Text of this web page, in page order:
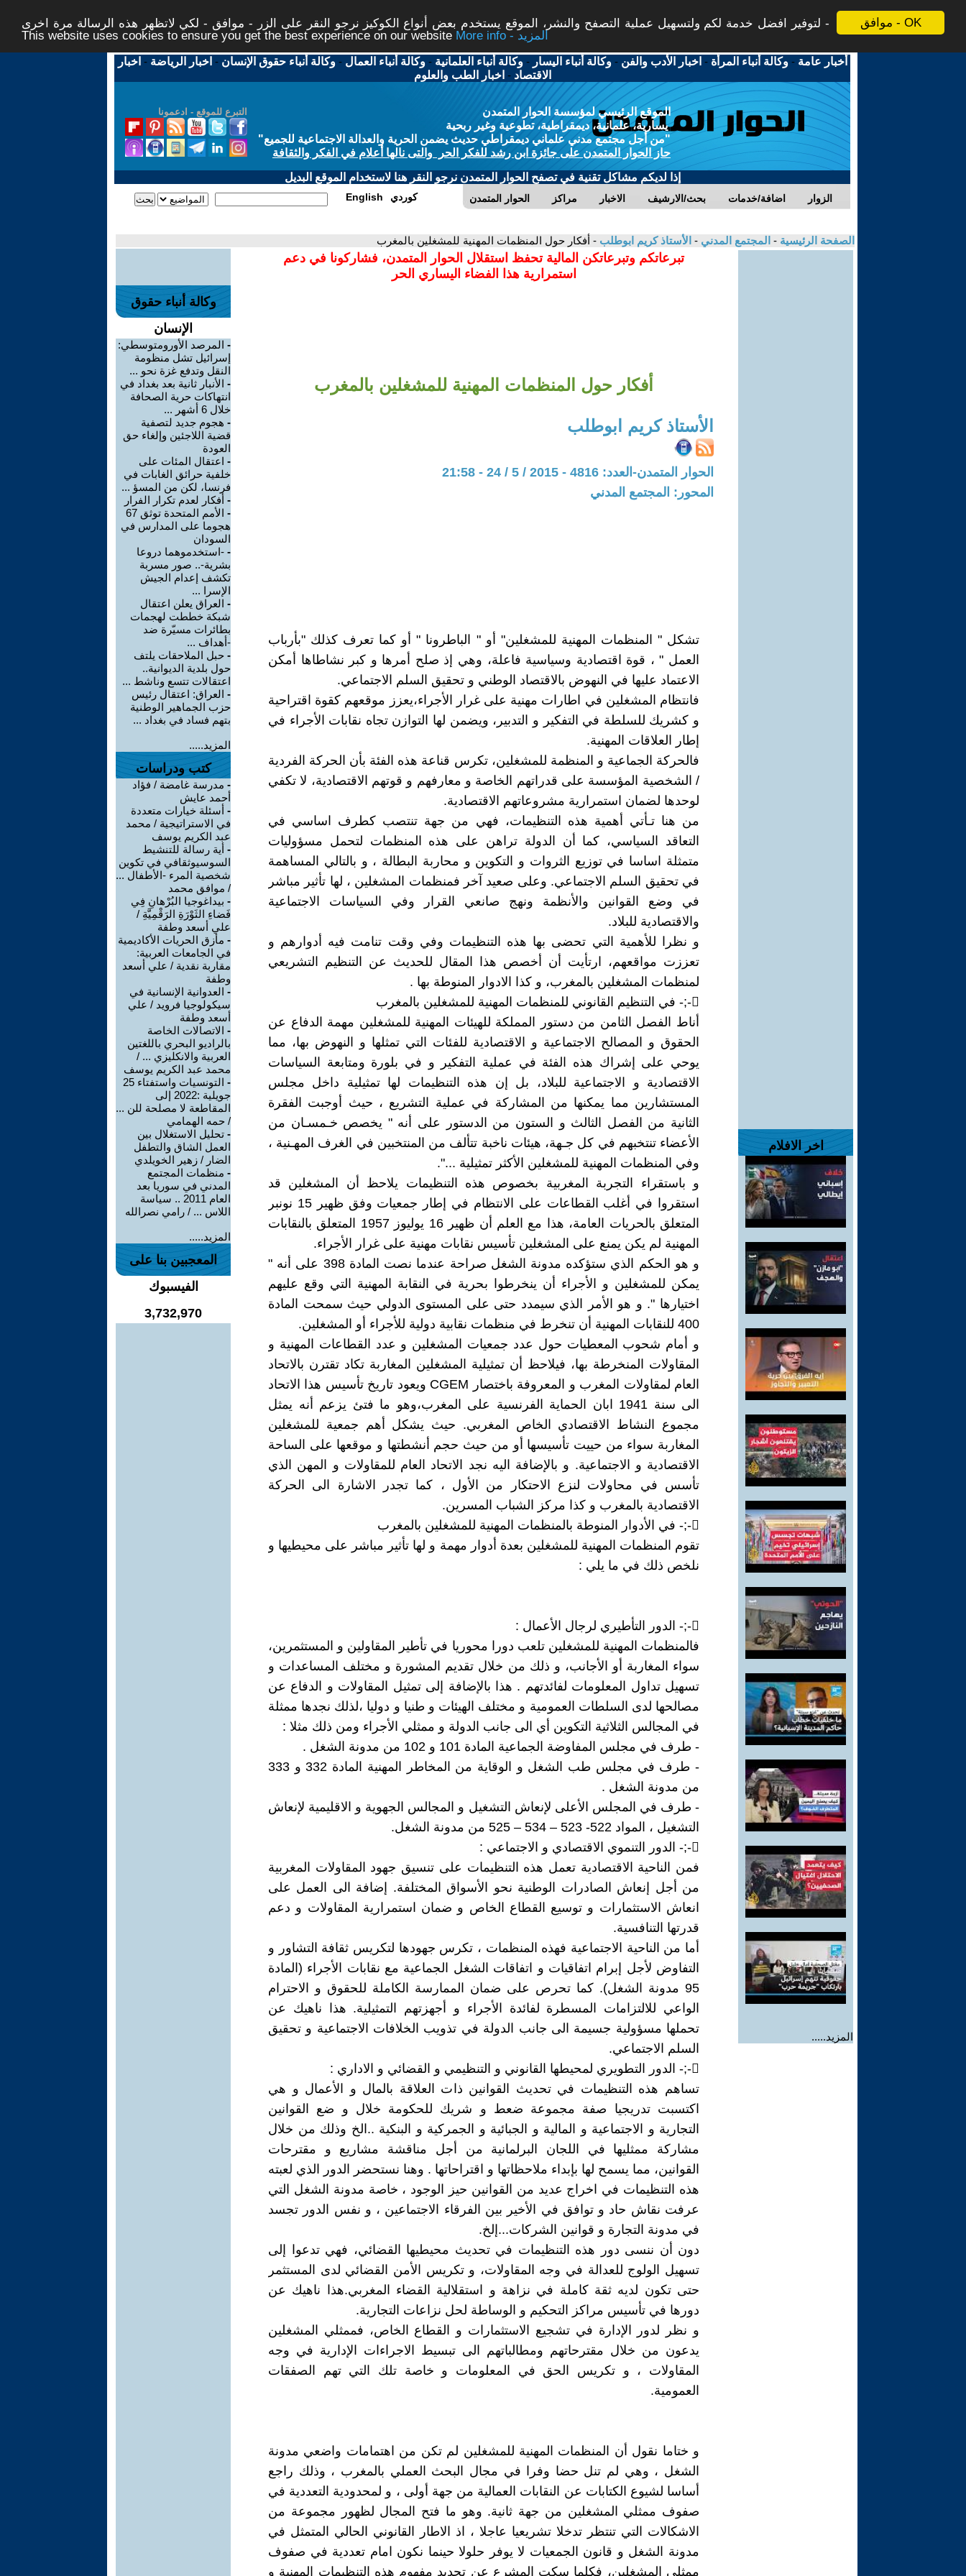
موافق - OK
لتوفير افضل خدمة لكم ولتسهيل عملية التصفح والنشر، الموقع يستخدم بعض أنواع الكوكيز نرجو النقر على الزر - موافق - لكي لاتظهر هذه الرسالة مرة اخرى -
This website uses cookies to ensure you get the best experience on our website
More info - المزيد
أخبار عامة -وكالة أنباء المرأة - اخبار الأدب والفن -وكالة أنباء اليسار -وكالة أنباء العلمانية -وكالة أنباء العمال -وكالة أنباء حقوق الإنسان - اخبار الرياضة - اخبار
الاقتصاد - اخبار الطب والعلوم
التبرع للموقع - ادعمونا
الموقع الرئيسي لمؤسسة الحوار المتمدن
يسارية، علمانية، ديمقراطية، تطوعية وغير ربحية
"من أجل مجتمع مدني علماني ديمقراطي حديث يضمن الحرية والعدالة الاجتماعية للجميع"
حاز الحوار المتمدن على جائزة ابن رشد للفكر الحر والتى نالها أعلام في الفكر والثقافة
إذا لديكم مشاكل تقنية في تصفح الحوار المتمدن نرجو النقر هنا لاستخدام الموقع البديل
الحوار المتمدن مراكز الاخبار بحث/الارشيف اضافة/خدمات الزوار English كوردي
الصفحة الرئيسية - المجتمع المدني - الأستاذ كريم ابوطلب - أفكار حول المنظمات المهنية للمشغلين بالمغرب
اخر الافلام
المزيد.....
تبرعاتكم وتبرعاتكن المالية تحفظ استقلال الحوار المتمدن، فشاركونا في دعم
استمرارية هذا الفضاء اليساري الحر
أفكار حول المنظمات المهنية للمشغلين بالمغرب
الأستاذ كريم ابوطلب
الحوار المتمدن-العدد: 4816 - 2015 / 5 / 24 - 21:58
المحور: المجتمع المدني
تشكل " المنظمات المهنية للمشغلين" أو " الباطرونا " أو كما تعرف كذلك "بأرباب
العمل " ، قوة اقتصادية وسياسية فاعلة، وهي إذ صلح أمرها و كبر نشاطاها أمكن
الاعتماد عليها في النهوض بالاقتصاد الوطني و تحقيق السلم الاجتماعي.
فانتظام المشغلين في اطارات مهنية على غرار الأجراء،يعزز موقعهم كقوة اقتراحية
و كشريك للسلطة في التفكير و التدبير، ويضمن لها التوازن تجاه نقابات الأجراء في
إطار العلاقات المهنية.
فالحركة الجماعية و المنظمة للمشغلين، تكرس قناعة هذه الفئة بأن الحركة الفردية
/ الشخصية المؤسسة على قدراتهم الخاصة و معارفهم و قوتهم الاقتصادية، لا تكفي
لوحدها لضمان استمرارية مشروعاتهم الاقتصادية.
من هنا تـأتي أهمية هذه التنظيمات، فهي من جهة تنتصب كطرف اساسي في
التعاقد السياسي، كما أن الدولة تراهن على هذه المنظمات لتحمل مسؤوليات
متمثلة اساسا في توزيع الثروات و التكوين و محاربة البطالة ، و بالتالي المساهمة
في تحقيق السلم الاجتماعي. وعلى صعيد آخر فمنظمات المشغلين ، لها تأثير مباشر
في وضع القوانين والأنظمة ونهج صانعي القرار وفي السياسات الاجتماعية
والاقتصادية للبلاد.
و نظرا للأهمية التي تحضى بها هذه التنظيمات وفي وقت تنامت فيه أدوارهم و
تعززت مواقعهم، ارتأيت أن أخصص هذا المقال للحديث عن التنظيم التشريعي
لمنظمات المشغلين بالمغرب، و كذا الادوار المنوطة بها .
-;- في التنظيم القانوني للمنظمات المهنية للمشغلين بالمغرب
أناط الفصل الثامن من دستور المملكة للهيئات المهنية للمشغلين مهمة الدفاع عن
الحقوق و المصالح الاجتماعية و الاقتصادية للفئات التي تمثلها و النهوض بها، مما
يوحي على إشراك هذه الفئة في عملية التفكير و في بلورة ومتابعة السياسات
الاقتصادية و الاجتماعية للبلاد، بل إن هذه التنظيمات لها تمثيلية داخل مجلس
المستشارين مما يمكنها من المشاركة في عملية التشريع ، حيث أوجبت الفقرة
الثانية من الفصل الثالث و الستون من الدستور على أنه " يخصص خـمسـان من
الأعضاء تنتخبهم في كل جـهة، هيئات ناخبة تتألف من المنتخبين في الغرف المهـنية ،
وفي المنظمات المهنية للمشغلين الأكثر تمثيلية ...".
و باستقراء التجربة المغربية بخصوص هذه التنظيمات يلاحظ أن المشغلين قد
استقروا في أغلب القطاعات على الانتظام في إطار جمعيات وفق ظهير 15 نونبر
المتعلق بالحريات العامة، هذا مع العلم أن ظهير 16 يوليوز 1957 المتعلق بالنقابات
المهنية لم يكن يمنع على المشغلين تأسيس نقابات مهنية على غرار الأجراء.
و هو الحكم الذي ستؤكده مدونة الشغل صراحة عندما نصت المادة 398 على أنه "
يمكن للمشغلين و الأجراء أن ينخرطوا بحرية في النقابة المهنية التي وقع عليهم
اختيارها ". و هو الأمر الذي سيمدد حتى على المستوى الدولي حيث سمحت المادة
400 للنقابات المهنية أن تنخرط في منظمات نقابية دولية للأجراء أو المشغلين.
و أمام شحوب المعطيات حول عدد جمعيات المشغلين و عدد القطاعات المهنية و
المقاولات المنخرطة بها، فيلاحظ أن تمثيلية المشغلين المغاربة تكاد تقترن بالاتحاد
العام لمقاولات المغرب و المعروفة باختصار CGEM ويعود تاريخ تأسيس هذا الاتحاد
الى سنة 1941 ابان الحماية الفرنسية على المغرب،وهو ما فتئ يزعم أنه يمثل
مجموع النشاط الاقتصادي الخاص المغربي. حيث يشكل أهم جمعية للمشغلين
المغاربة سواء من حييت تأسيسها أو من حيث حجم أنشطتها و موقعها على الساحة
الاقتصادية و الاجتماعية. و بالإضافة اليه نجد الاتحاد العام للمقاولات و المهن الذي
تأسس في محاولات لنزع الاحتكار من الأول ، كما تجدر الاشارة الى الحركة
الاقتصادية بالمغرب و كذا مركز الشباب المسرين.
-;- في الأدوار المنوطة بالمنظمات المهنية للمشغلين بالمغرب
تقوم المنظمات المهنية للمشغلين بعدة أدوار مهمة و لها تأثير مباشر على محيطيها و
نلخص ذلك في ما يلي :
-;- الدور التأطيري لرجال الأعمال :
فالمنظمات المهنية للمشغلين تلعب دورا محوريا في تأطير المقاولين و المستثمرين،
سواء المغاربة أو الأجانب، و ذلك من خلال تقديم المشورة و مختلف المساعدات و
تسهيل تداول المعلومات لفائدتهم . هذا بالإضافة إلى تمثيل المقاولات و الدفاع عن
مصالحها لدى السلطات العمومية و مختلف الهيئات و طنيا و دوليا ،لذلك نجدها ممثلة
في المجالس الثلاثية التكوين أي الى جانب الدولة و ممثلي الأجراء ومن ذلك مثلا :
- طرف في مجلس المفاوضة الجماعية المادة 101 و 102 من مدونة الشغل .
- طرف في مجلس طب الشغل و الوقاية من المخاطر المهنية المادة 332 و 333
من مدونة الشغل .
- طرف في المجلس الأعلى لإنعاش التشغيل و المجالس الجهوية و الاقليمية لإنعاش
التشغيل ، المواد 522- 523 – 534 – 525 من مدونة الشغل.
-;- الدور التنموي الاقتصادي و الاجتماعي :
فمن الناحية الاقتصادية تعمل هذه التنظيمات على تنسيق جهود المقاولات المغربية
من أجل إنعاش الصادرات الوطنية نحو الأسواق المختلفة. إضافة الى العمل على
انعاش الاستثمارات و توسيع القطاع الخاص و ضمان استمرارية المقاولات و دعم
قدرتها التنافسية.
أما من الناحية الاجتماعية فهذه المنظمات ، تكرس جهودها لتكريس ثقافة التشاور و
التفاوض لأجل إبرام اتفاقيات و اتفاقات الشغل الجماعية مع نقابات الأجراء (المادة
95 مدونة الشغل). كما تحرص على ضمان الممارسة الكاملة للحقوق و الاحترام
الواعي للالتزامات المسطرة لفائدة الأجراء و أجهزتهم التمثيلية. هذا ناهيك عن
تحملها مسؤولية جسيمة الى جانب الدولة في تذويب الخلافات الاجتماعية و تحقيق
السلم الاجتماعي.
-;- الدور التطويري لمحيطها القانوني و التنظيمي و القضائي و الاداري :
تساهم هذه التنظيمات في تحديث القوانين ذات العلاقة بالمال و الأعمال و هي
اكتسبت تدريجيا صفة مجموعة ضعط و شريك للحكومة خلال و ضع القوانين
التجارية و الاجتماعية و المالية و الجبائية و الجمركية و البنكية ..الخ وذلك من خلال
مشاركة ممثليها في اللجان البرلمانية من أجل مناقشة مشاريع و مقترحات
القوانين، مما يسمح لها بإبداء ملاحظاتها و اقتراحاتها . وهنا نستحضر الدور الذي لعبته
هذه التنظيمات في اخراج عديد من القوانين حيز الوجود ، خاصة مدونة الشغل التي
عرفت نقاش حاد و توافق في الأخير بين الفرقاء الاجتماعين ، و نفس الدور تجسد
في مدونة التجارة و قوانين الشركات...إلخ.
دون أن ننسى دور هذه التنظيمات في تحديث محيطيها القضائي، فهي تدعوا إلى
تسهيل الولوج للعدالة في وجه المقاولات، و تكريس الأمن القضائي لدى المستثمر
حتى تكون لديه ثقة كاملة في نزاهة و استقلالية القضاء المغربي.هذا ناهيك عن
دورها في تأسيس مراكز التحكيم و الوساطة لحل نزاعات التجارية.
و نظر لدور الإدارة في تشجيع الاستثمارات و القطاع الخاص، فممثلي المشغلين
يدعون من خلال مقترحاتهم ومطالباتهم الى تبسيط الاجراءات الإدارية في وجه
المقاولات ، و تكريس الحق في المعلومات و خاصة تلك التي تهم الصفقات
العمومية.
و ختاما نقول أن المنظمات المهنية للمشغلين لم تكن من اهتمامات واضعي مدونة
الشغل ، وهي لم تنل حضا وفرا في مجال البحث العملي بالمغرب ، وذلك راجع
أساسا لشيوع الكتابات عن النقابات العمالية من جهة أولى ، و لمحدودية التعددية في
صفوف ممثلي المشغلين من جهة ثانية. وهو ما فتح المجال لظهور مجموعة من
الاشكالات التي تنتظر تدخلا تشريعيا عاجلا ، اذ الاطار القانوني الحالي المتمثل في
مدونة الشغل و قانون الجمعيات لا يوفر حلولا حينما نكون امام تعددية في صفوف
ممثلي المشغلين، فكلما سكت المشرع عن تحديد مفهوم هذه التنظيمات المهنية و
وكالة أنباء حقوق
الإنسان
- المرصد الأورومتوسطي:
إسرائيل تشل منظومة
النقل وتدفع غزة نحو ...
- الأنبار ثانية بعد بغداد في
انتهاكات حرية الصحافة
خلال 6 أشهر ...
- هجوم جديد لتصفية
قضية اللاجئين وإلغاء حق
العودة
- اعتقال المئات على
خلفية حرائق الغابات في
فرنسا، لكن من المسؤ ...
- أفكار لعدم تكرار الفرار
-
الأمم المتحدة توثق 67
هجوما على المدارس في
السودان
- -استخدموهما دروعا
بشرية-.. صور مسربة
تكشف إعدام الجيش
الإسرا ...
- العراق يعلن اعتقال
شبكة خططت لهجمات
بطائرات مسيّرة ضد
-أهداف ...
- حبل الملاحقات يلتف
حول بلدية الديوانية..
اعتقالات تتسع وناشط ...
- العراق: اعتقال رئيس
حزب الجماهير الوطنية
بتهم فساد في بغداد ...
المزيد.....
كتب ودراسات
- مدرسة غامضة / فؤاد
أحمد عايش
- أسئلة خيارات متعددة
في الاستراتيجية / محمد
عبد الكريم يوسف
- أية رسالة للتنشيط
السوسيوثقافي في تكوين
شخصية المرء -الأطفال ...
/ موافق محمد
- بيداغوجيا البُرْهانِ فِي
فَضاءِ الثَوْرَةِ الرَقْمِيَّةِ /
علي أسعد وطفة
- مأزق الحريات الأكاديمية
في الجامعات العربية:
مقاربة نقدية / علي أسعد
وطفة
- العدوانية الإنسانية في
سيكولوجيا فرويد / علي
أسعد وطفة
- الاتصالات الخاصة
بالراديو البحري باللغتين
العربية والانكليزي ... /
محمد عبد الكريم يوسف
-
التونسيات واستفتاء 25
جويلية :2022 إلى
المقاطعة لا مصلحة للن ...
/ حمه الهمامي
- تحليل الاستغلال بين
العمل الشاق والتطفل
الضار / زهير الخويلدي
- منظمات المجتمع
المدني في سوريا بعد
العام 2011 .. سياسة
اللاس ... / رامي نصرالله
المزيد.....
المعجبين بنا على
الفيسبوك
3,732,970